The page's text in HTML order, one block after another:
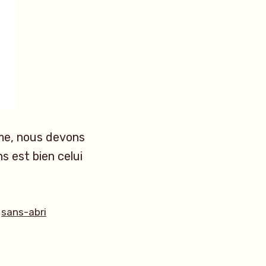
nous devons
est bien celui
Étiquettes :
sans-abri